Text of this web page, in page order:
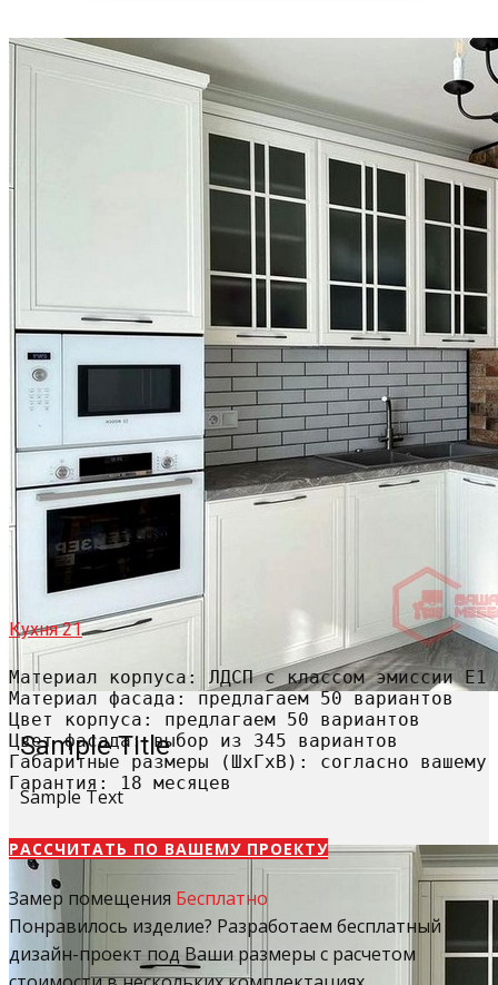
Sample Title
Sample Text
Кухня 21
Материал корпуса: ЛДСП с классом эмиссии Е1
Материал фасада: предлагаем 50 вариантов
Цвет корпуса: предлагаем 50 вариантов
Цвет фасада: выбор из 345 вариантов
Габаритные размеры (ШхГхВ): согласно вашему
Гарантия: 18 месяцев
РАССЧИТАТЬ​ ПО ВАШЕМУ ПРОЕКТУ
Замер помещения Бесплатно
Понравилось изделие? Разработаем бесплатный
дизайн-проект под Ваши размеры с расчетом